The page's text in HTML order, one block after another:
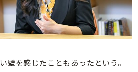
壁を感じたこともあったという。